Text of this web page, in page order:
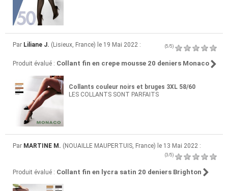
Par Liliane J. (Lisieux, France) le 19 Mai 2022 : (5/5)
Produit évalué : Collant fin en crepe mousse 20 deniers Monaco
Collants couleur noirs et bruges 3XL 58/60
LES COLLANTS SONT PARFAITS
Par MARTINE M. (NOUAILLE MAUPERTUIS, France) le 13 Mai 2022 :
(3/5)
Produit évalué : Collant fin en lycra satin 20 deniers Brighton